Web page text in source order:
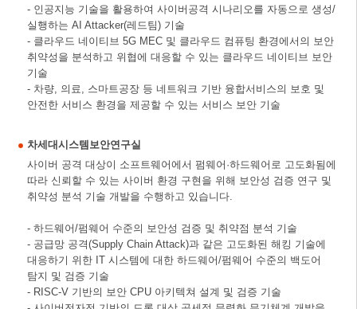
- 인공지능 기술을 활용하여 사이버공격 시나리오를 자동으로 생성/
실행하는 AI Attacker(레드팀) 기술
- 클라우드 네이티브 5G MEC 및 클라우드 컴퓨팅 환경에서의 보안
취약성을 분석하고 위협에 대응할 수 있는 클라우드 네이티브 보안
기술
- 차량, 의료, 스마트공장 등 네트워크 기반 융합서비스의 보호 및
안전한 서비스 환경을 제공할 수 있는 서비스 보안 기술
차세대시스템보안연구실
사이버 공격 대상이 소프트웨어에서 펌웨어·하드웨어로 고도화됨에
따라 신뢰할 수 있는 사이버 환경 구현을 위해 보안성 검증 연구 및
취약성 분석 기술 개발을 수행하고 있습니다.
- 하드웨어/펌웨어 수준의 보안성 검증 및 취약점 분석 기술
- 공급망 공격(Supply Chain Attack)과 같은 고도화된 해킹 기술에
대응하기 위한 IT 시스템에 대한 하드웨어/펌웨어 수준의 백도어
탐지 및 검증 기술
- RISC-V 기반의 보안 CPU 아키텍쳐 설계 및 검증 기술